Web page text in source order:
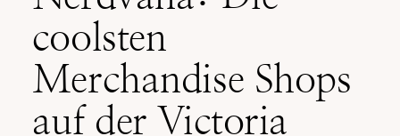
coolsten
Merchandise Shops
auf der Victoria